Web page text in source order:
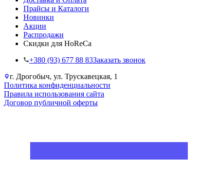
Прайсы и Каталоги
Новинки
Акции
Распродажи
Скидки для HoReCa
+38‎0 (93) 677 88 83Заказать звонок
г. Дрогобыч, ул. Трускавецкая, 1
Политика конфиденциальности
Правила использования сайта
Договор публичной оферты